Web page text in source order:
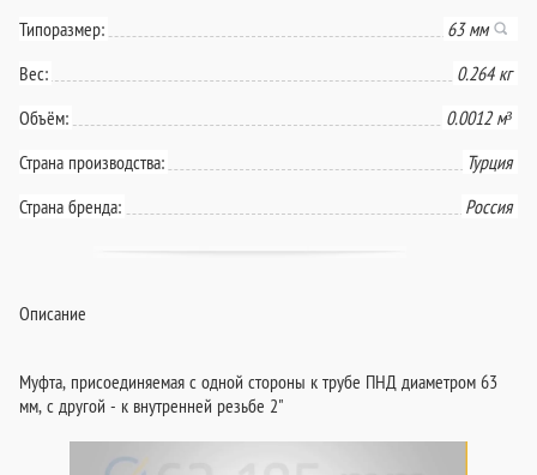
Типоразмер:
63 мм
Вес:
0.264 кг
Объём:
0.0012 м³
Страна производства:
Турция
Страна бренда:
Россия
Описание
Муфта, присоединяемая с одной стороны к трубе ПНД диаметром 63
мм, с другой - к внутренней резьбе 2"